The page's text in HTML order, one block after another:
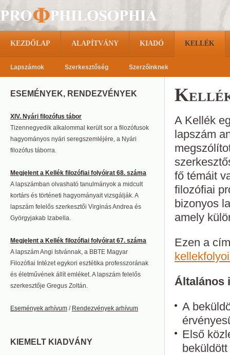
KEZDŐLAP ALAPÍTVÁNY KIADÓ KELLÉK
Lapszámok Szerkesztőség Szerzőinknek
A Kellék
lapszám
fő témáit
filozófiai
bizonyos
amely
Ezen a
Általános
A
Első
ESEMÉNYEK, RENDEZVÉNYEK
XIV. Nyári filozófus tábor
Tizennegyedik alkalommal került sor a filozófusok
hagyományos nyári seregszemléjére, a Nyári
filozófus táborra.
Megjelent a Kellék filozófiai folyóirat 68. száma
A lapszámban olvasható tanulmányok a midcult
kortárs és történeti hagyományait vizsgálják. A
lapszám felelős szerkesztői Virginás Andrea és
Györgyjakab Izabella.
Megjelent a Kellék filozófiai folyóirat 67. száma
A lapszám Angi Istvánnak, a BBTE Magyar
Filozófiai Intézet egykori esztétika professzorának
és életművének állít emléket. A lapszám felelős
szerkesztője Gregus Zoltán.
Események arhívum / Rendezvények arhívum
KIEMELT KIADVÁNY